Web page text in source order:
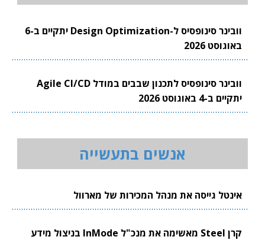
וובינר סינופסיס ל-Design Optimization יתקיים ב-6
באוגוסט 2026
וובינר סינופסיס לתכנון שבבים במודל Agile CI/CD
יתקיים ב-4 באוגוסט 2026
אנשים בתעשייה
אינטל גייסה את מנהל המכירות של מארוול
קרן Steel מאשימה את מנכ"ל InMode בניצול מידע